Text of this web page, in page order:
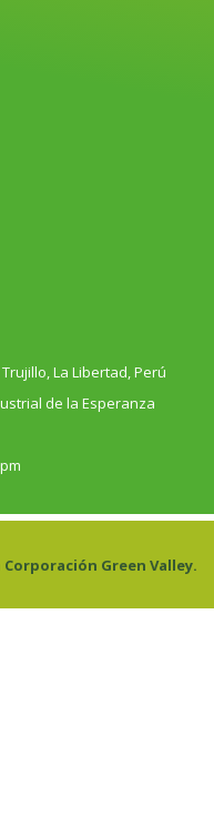
La Libertad, Perú
de la Esperanza
Corporación Green Valley.